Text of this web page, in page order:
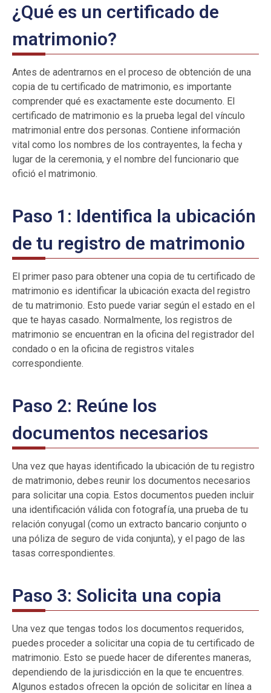
¿Qué es un certificado de
matrimonio?
Antes de adentrarnos en el proceso de obtención de una
copia de tu certificado de matrimonio, es importante
comprender qué es exactamente este documento. El
certificado de matrimonio es la prueba legal del vínculo
matrimonial entre dos personas. Contiene información
vital como los nombres de los contrayentes, la fecha y
lugar de la ceremonia, y el nombre del funcionario que
ofició el matrimonio.
Paso 1: Identifica la ubicación
de tu registro de matrimonio
El primer paso para obtener una copia de tu certificado de
matrimonio es identificar la ubicación exacta del registro
de tu matrimonio. Esto puede variar según el estado en el
que te hayas casado. Normalmente, los registros de
matrimonio se encuentran en la oficina del registrador del
condado o en la oficina de registros vitales
correspondiente.
Paso 2: Reúne los
documentos necesarios
Una vez que hayas identificado la ubicación de tu registro
de matrimonio, debes reunir los documentos necesarios
para solicitar una copia. Estos documentos pueden incluir
una identificación válida con fotografía, una prueba de tu
relación conyugal (como un extracto bancario conjunto o
una póliza de seguro de vida conjunta), y el pago de las
tasas correspondientes.
Paso 3: Solicita una copia
Una vez que tengas todos los documentos requeridos,
puedes proceder a solicitar una copia de tu certificado de
matrimonio. Esto se puede hacer de diferentes maneras,
dependiendo de la jurisdicción en la que te encuentres.
Algunos estados ofrecen la opción de solicitar en línea a